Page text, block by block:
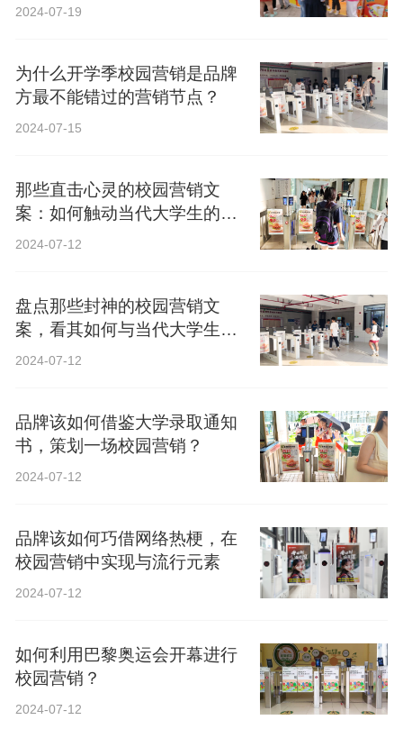
2024-07-19
为什么开学季校园营销是品牌
方最不能错过的营销节点？
2024-07-15
那些直击心灵的校园营销文
案：如何触动当代大学生的心
弦？
2024-07-12
盘点那些封神的校园营销文
案，看其如何与当代大学生精
神共鸣？
2024-07-12
品牌该如何借鉴大学录取通知
书，策划一场校园营销？
2024-07-12
品牌该如何巧借网络热梗，在
校园营销中实现与流行元素
2024-07-12
如何利用巴黎奥运会开幕进行
校园营销？
2024-07-12